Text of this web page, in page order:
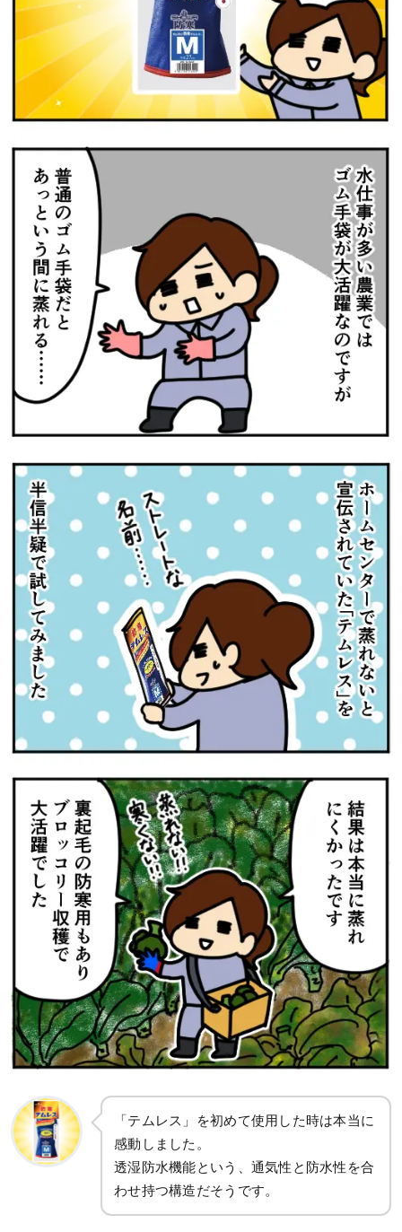
「テムレス」を初めて使用した時は本当に
感動しました。
透湿防水機能という、通気性と防水性を合
わせ持つ構造だそうです。